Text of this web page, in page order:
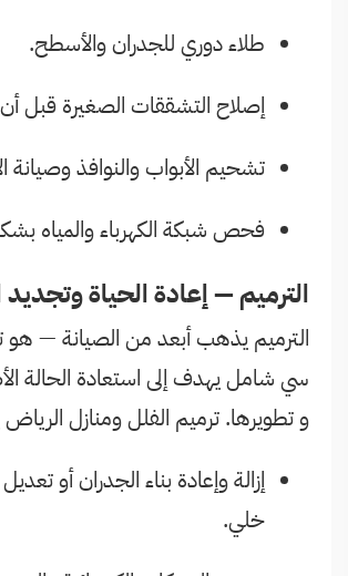
طلاء دوري للجدران والأسطح.
إصلاح التشققات الصغيرة قبل
تشحيم الأبواب والنوافذ وصيانة
فحص شبكة الكهرباء والمياه
الترميم — إعادة الحياة
الترميم يذهب أبعد من الصيانة —
سي شامل يهدف إلى استعادة الحالة
و تطويرها. ترميم الفلل ومنازل
إزالة وإعادة بناء الجدران أو
خلي.